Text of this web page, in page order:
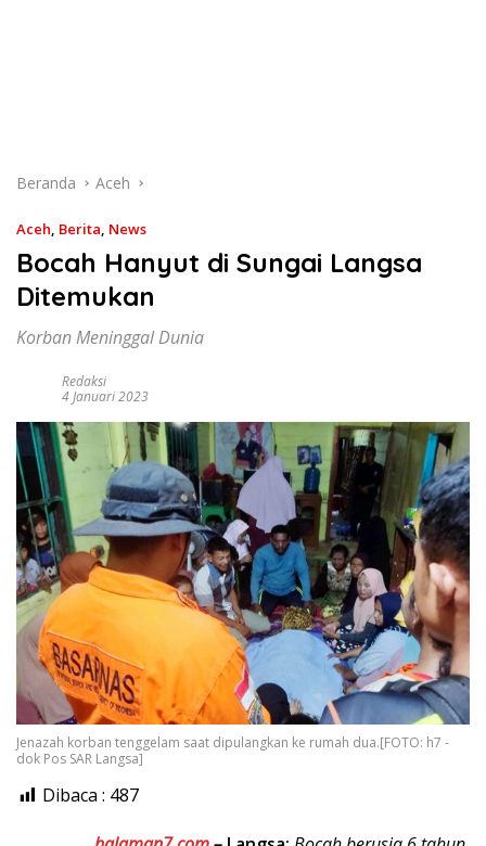
Beranda Aceh
Aceh, Berita, News
Bocah Hanyut di Sungai Langsa
Ditemukan
Korban Meninggal Dunia
Redaksi
4 Januari 2023
Jenazah korban tenggelam saat dipulangkan ke rumah dua.[FOTO: h7 -
dok Pos SAR Langsa]
Dibaca : 487